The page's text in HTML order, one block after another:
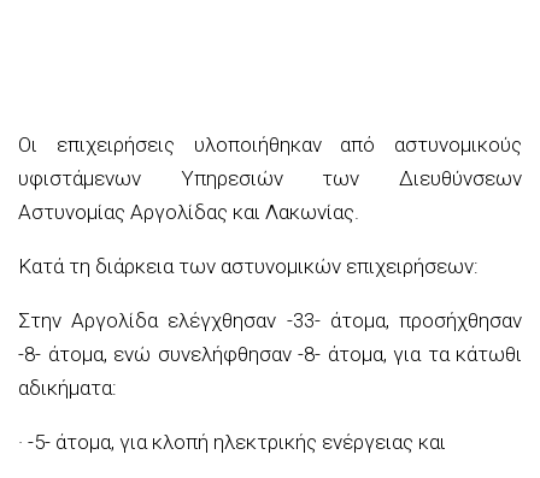
Οι επιχειρήσεις υλοποιήθηκαν από αστυνομικούς
υφιστάμενων Υπηρεσιών των Διευθύνσεων
Αστυνομίας Αργολίδας και Λακωνίας.
Κατά τη διάρκεια των αστυνομικών επιχειρήσεων:
Στην Αργολίδα ελέγχθησαν -33- άτομα, προσήχθησαν
-8- άτομα, ενώ συνελήφθησαν -8- άτομα, για τα κάτωθι
αδικήματα:
· -5- άτομα, για κλοπή ηλεκτρικής ενέργειας και